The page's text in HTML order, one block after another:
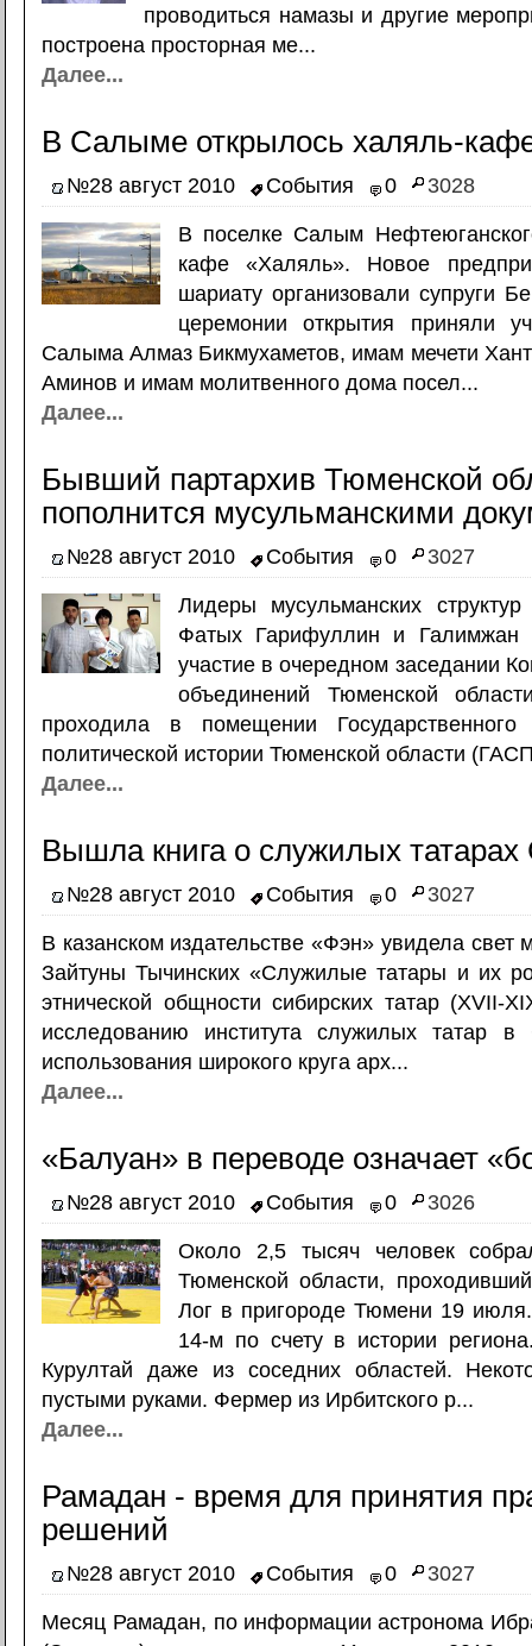
проводиться намазы и другие
построена просторная ме...
Далее...
В Салыме открылось халяль-
№28 август 2010 События 0
3028
В поселке Салым
кафе «Халяль». Новое
шариату организовали супруги
церемонии открытия приняли
Салыма Алмаз Бикмухаметов, имам мечети
Аминов и имам молитвенного дома посел...
Далее...
Бывший партархив Тюменской
пополнится мусульманскими
№28 август 2010 События 0
3027
Лидеры мусульманских
Фатых Гарифуллин и Галимжан
участие в очередном заседании
объединений Тюменской
проходила в помещении Государственного
политической истории Тюменской области
Далее...
Вышла книга о служилых
№28 август 2010 События 0
3027
В казанском издательстве «Фэн» увидела свет
Зайтуны Тычинских «Служилые татары и их
этнической общности сибирских татар (XVII-
исследованию института служилых татар
использования широкого круга арх...
Далее...
«Балуан» в переводе означает
№28 август 2010 События 0
3026
Около 2,5 тысяч человек
Тюменской области,
Лог в пригороде Тюмени 19
14-м по счету в истории
Курултай даже из соседних областей.
пустыми руками. Фермер из Ирбитского р...
Далее...
Рамадан - время для принятия
решений
№28 август 2010 События 0
3027
Месяц Рамадан, по информации астронома